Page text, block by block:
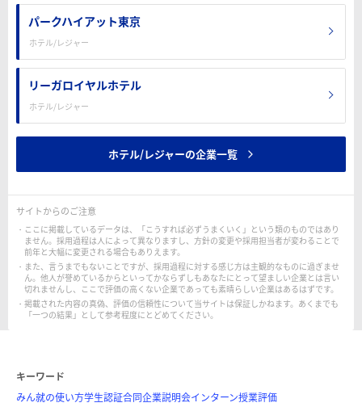
パークハイアット東京
ホテル/レジャー
リーガロイヤルホテル
ホテル/レジャー
ホテル/レジャーの企業一覧
サイトからのご注意
ここに掲載しているデータは、「こうすれば必ずうまくいく」という類のものではあり
ません。採用過程は人によって異なりますし、方針の変更や採用担当者が変わることで
前年と大幅に変更される場合もありえます。
また、言うまでもないことですが、採用過程に対する感じ方は主観的なものに過ぎませ
ん。他人が誉めているからといってかならずしもあなたにとって望ましい企業とは言い
切れませんし、ここで評価の高くない企業であっても素晴らしい企業はあるはずです。
掲載された内容の真偽、評価の信頼性について当サイトは保証しかねます。あくまでも
「一つの結果」として参考程度にとどめてください。
キーワード
みん就の使い方学生認証合同企業説明会インターン授業評価